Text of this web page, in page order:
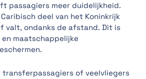
passagiers meer duidelijkheid.
deel van het Koninkrijk
valt, ondanks de afstand. Dit is
maatschappelijke
transferpassagiers of veelvliegers